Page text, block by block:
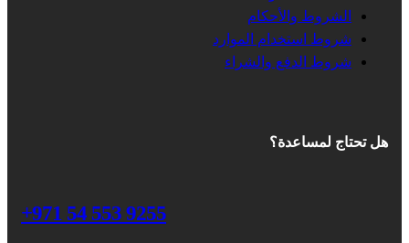
الشروط والأحكام
شروط استخدام الموارد
شروط الدفع والشراء
هل تحتاج لمساعدة؟
+971 54 553 9255